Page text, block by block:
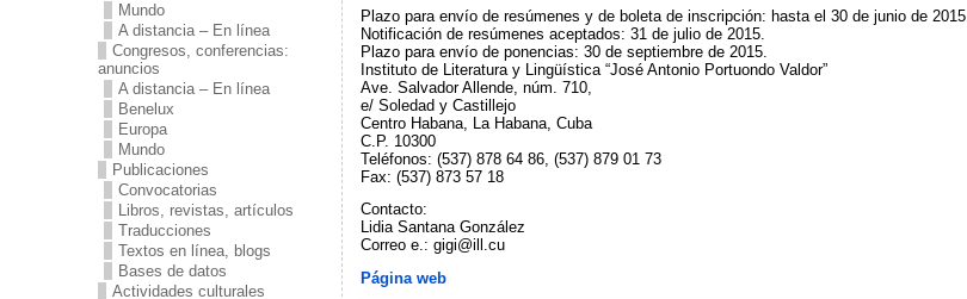
Mundo
A distancia – En línea
Congresos, conferencias:
anuncios
A distancia – En línea
Benelux
Europa
Mundo
Publicaciones
Convocatorias
Libros, revistas, artículos
Traducciones
Textos en línea, blogs
Bases de datos
Actividades culturales
Plazo para envío de resúmenes y de boleta de inscripción: hasta el 30 de junio de 2015.
Notificación de resúmenes aceptados: 31 de julio de 2015.
Plazo para envío de ponencias: 30 de septiembre de 2015.
Instituto de Literatura y Lingüística “José Antonio Portuondo Valdor”
Ave. Salvador Allende, núm. 710,
e/ Soledad y Castillejo
Centro Habana, La Habana, Cuba
C.P. 10300
Teléfonos: (537) 878 64 86, (537) 879 01 73
Fax: (537) 873 57 18
Contacto:
Lidia Santana González
Correo e.: gigi@ill.cu
Página web